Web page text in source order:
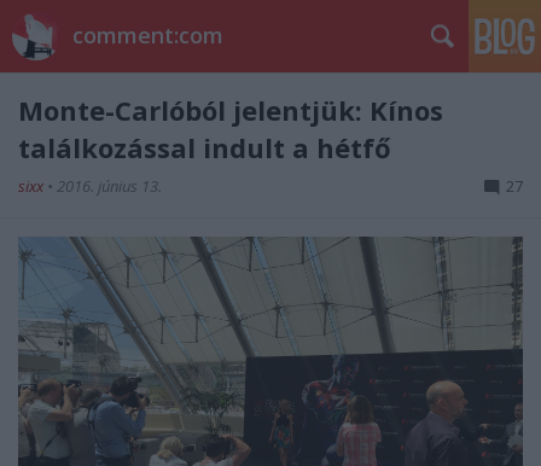
comment:com
Monte-Carlóból jelentjük: Kínos
találkozással indult a hétfő
sixx • 2016. június 13. 27